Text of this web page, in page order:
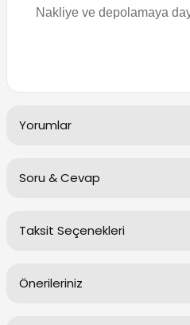
Nakliye ve depolamaya
Yorumlar
Soru & Cevap
Taksit Seçenekleri
Önerileriniz